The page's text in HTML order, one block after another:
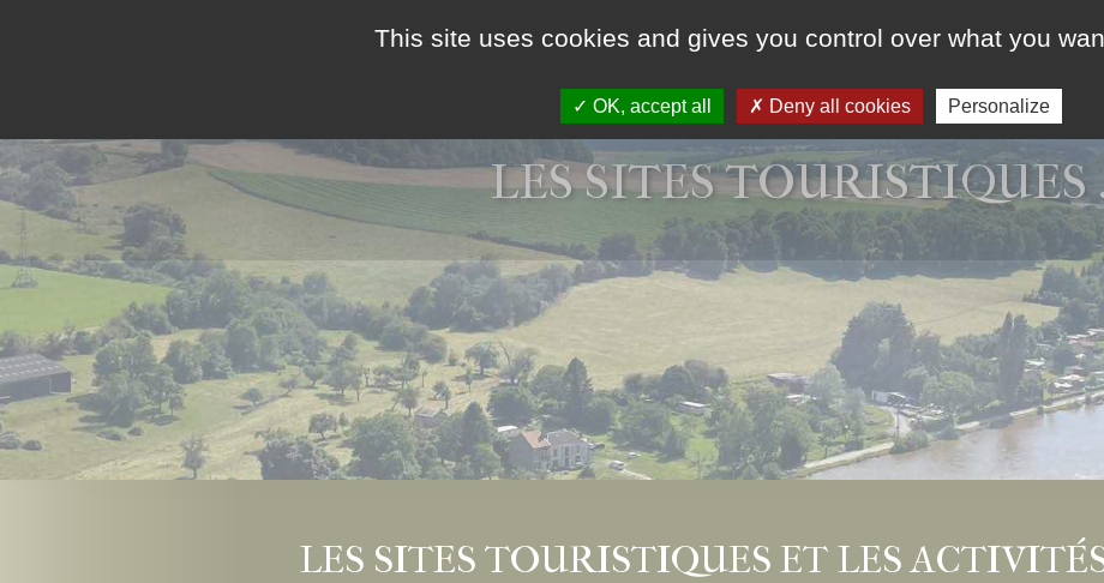
HÉBERGEMENTS
MARIAGE &
GROUPE & SÉMINAIRE
LES SITES TOURISTIQUES
LES SITES TOURISTIQUES ET LES
This site uses cookies and gives you control over what you
OK, accept all Deny all cookies Personalize